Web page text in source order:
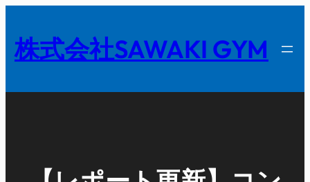
を
キ
株式会社SAWAKI GYM